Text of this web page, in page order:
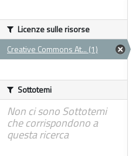
Licenze sulle risorse
Creative Commons At... (1)
Sottotemi
Non ci sono Sottotemi
che corrispondono a
questa ricerca